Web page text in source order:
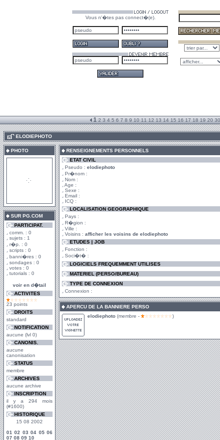
Vous n'�tes pas connect�(e).
1 2 3 4 5 6 7 8 9 10 11 12 13 14 15 16 17 18 19 20 30
ELODIEPHOTO
PHOTO
SUR PG.COM
PARTICIPAT.
comm. : 0
sujets : 1
r�p. : 0
scripts : 0
banni�res : 0
sondages : 0
votes : 0
tutorials : 0
voir en d�tail
ACTIVITES
23 points
DROITS
standard
NOTIFICATION
aucune (lvl 0)
CANONIS.
aucune
canonisation
STATUS
membre
ARCHIVES
aucune archive
INSCRIPTION
il y a 294 mois
(#1600)
HISTORIQUE
15 08 2002
01 02 03 04 05 06
07 08 09 10
RENSEIGNEMENTS PERSONNELS
ETAT CIVIL
Pseudo : elodiephoto
Pr�nom :
Nom :
Age :
Sexe :
Email :
ICQ :
LOCALISATION GEOGRAPHIQUE
Pays :
R�gion :
Ville :
Voisins : afficher les voisins de elodiephoto
ETUDES | JOB
Fonction :
Soci�t� :
LOGICIELS FREQUEMMENT UTILISES
MATERIEL (PERSO/BUREAU)
TYPE DE CONNEXION
Connexion :
APERCU DE LA BANNIERE PERSO
elodiephoto (membre - )